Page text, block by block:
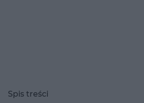
Spis treści